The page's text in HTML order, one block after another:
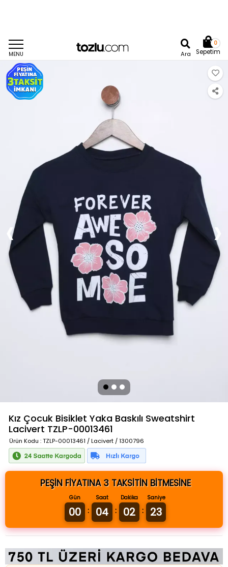
MENU Ara
0
Sepetim
Kız Çocuk Bisiklet Yaka Baskılı Sweatshirt
Lacivert TZLP-00013461
Ürün Kodu : TZLP-00013461 / Lacivert / 1300796
PEŞİN FİYATINA 3 TAKSİTİN BİTMESİNE
Gün
00 :
Saat
04 :
Dakika
02 :
Saniye
23
Güvenilir Alışveriş